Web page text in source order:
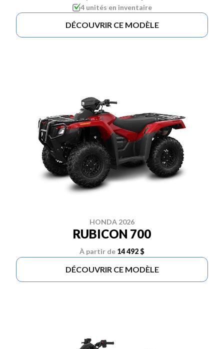
4 unités en inventaire
DÉCOUVRIR CE MODÈLE
HONDA 2026
RUBICON 700
À partir de 14 492 $
DÉCOUVRIR CE MODÈLE